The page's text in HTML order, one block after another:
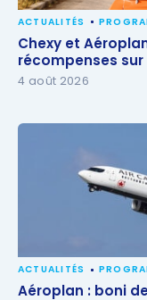
Chexy et
récompenses
ACTUALITÉS
Chexy et
récompenses
4 août 2026
Aéroplan : boni de
ACTUALITÉS
Aéroplan : boni